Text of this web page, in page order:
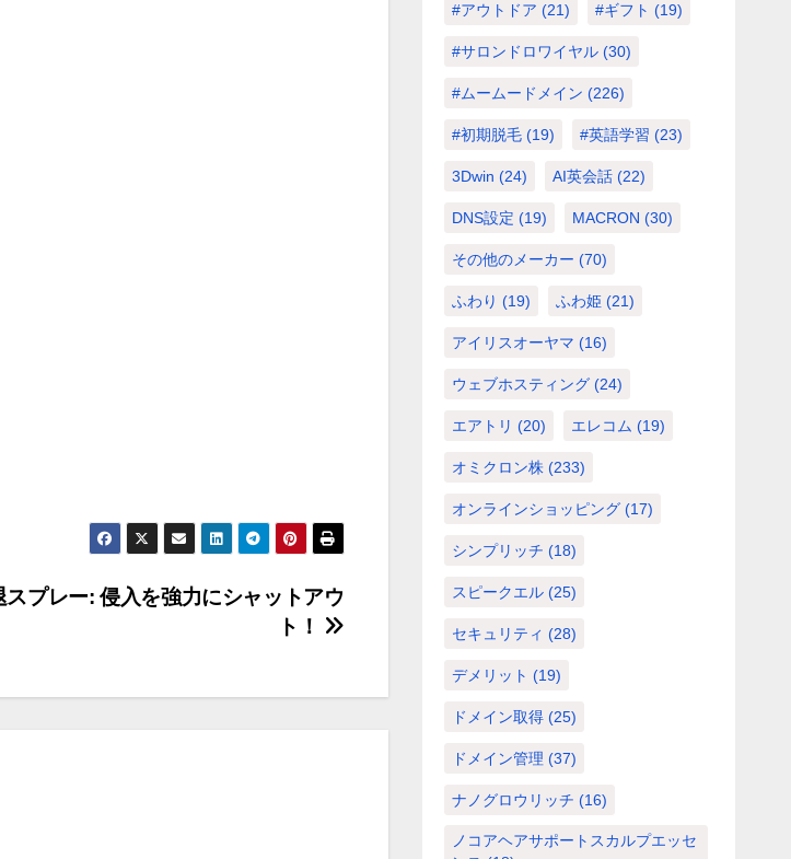
スプレー: 侵入を強力にシャットアウ
ト！
#アウトドア (21) #ギフト (19)
#サロンドロワイヤル(30)
#ムームードメイン (226)
#初期脱毛(19) #英語学習 (23)
3Dwin (24) AI英会話(22)
DNS設定 (19) MACRON (30)
その他のメーカー (70)
ふわり (19) ふわ姫(21)
アイリスオーヤマ (16)
ウェブホスティング(24)
エアトリ (20) エレコム (19)
オミクロン株(233)
オンラインショッピング(17)
シンプリッチ (18)
スピークエル(25)
セキュリティ (28)
デメリット (19)
ドメイン取得(25)
ドメイン管理 (37)
ナノグロウリッチ (16)
ノコアヘアサポートスカルプエッセ